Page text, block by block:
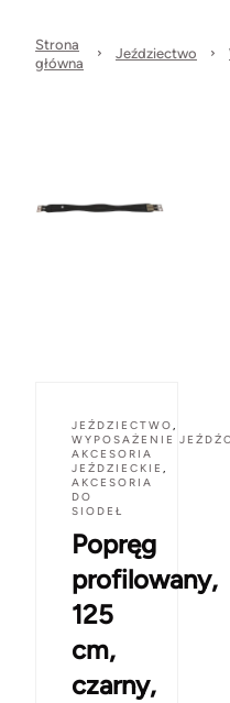
Strona
główna
Jeździectwo
JEŹDZIECTWO,
WYPOSAŻENIE
AKCESORIA
JEŹDZIECKIE ,
AKCESORIA
DO
SIODEŁ
Popręg
profilowany,
125
cm,
czarny,